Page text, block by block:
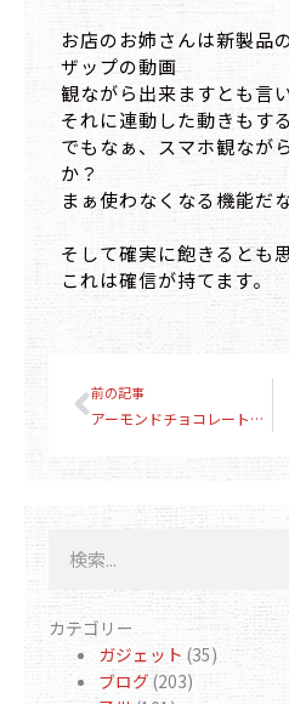
お店のお姉さんは新製品
ザップの動画
観ながら出来ますとも言い
それに連動した動きもす
でもなぁ、スマホ観なが
か？
まぁ使わなくなる機能だな
そして確実に飽きるとも
これは確信が持てます。
Prev
前の記事
アーモンドチョコレートと言えば？
カテゴリー
ガジェット (35)
ブログ (203)